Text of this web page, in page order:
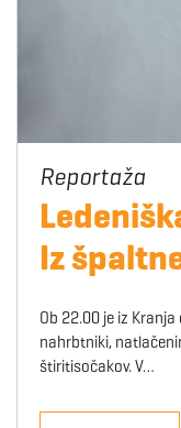
Iz
Ob 22.00 je iz
nahrbtniki,
štiritisočakov. V…